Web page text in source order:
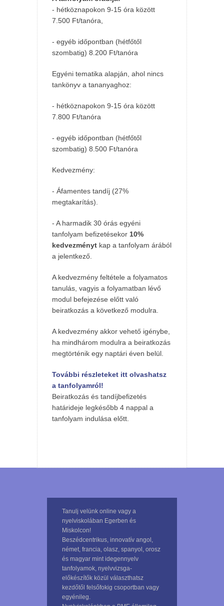
- hétköznapokon 9-15 óra között
7.500 Ft/tanóra,
- egyéb időpontban (hétfőtől
szombatig) 8.200 Ft/tanóra
Egyéni tematika alapján, ahol nincs
tankönyv a tananyaghoz:
- hétköznapokon 9-15 óra között
7.800 Ft/tanóra
- egyéb időpontban (hétfőtől
szombatig) 8.500 Ft/tanóra
Kedvezmény:
- Áfamentes tandíj (27%
megtakarítás).
- A harmadik 30 órás egyéni
tanfolyam befizetésekor 10%
kedvezményt kap a tanfolyam árából
a jelentkező.
A kedvezmény feltétele a folyamatos
tanulás, vagyis a folyamatban lévő
modul befejezése előtt való
beiratkozás a következő modulra.
A kedvezmény akkor vehető igénybe,
ha mindhárom modulra a beiratkozás
megtörténik egy naptári éven belül.
További részleteket itt olvashatsz
a tanfolyamról!
Beiratkozás és tandíjbefizetés
határideje legkésőbb 4 nappal a
tanfolyam indulása előtt.
Tanulj velünk online vagy a
nyelviskolában Egerben és
Miskolcon!
Beszédcentrikus, innovatív angol,
német, francia, olasz, spanyol, orosz
és magyar mint idegennyelv
tanfolyamok, nyelvvizsga-
előkészítők közül választhatsz
kezdőtől felsőfokig csoportban vagy
egyénileg.